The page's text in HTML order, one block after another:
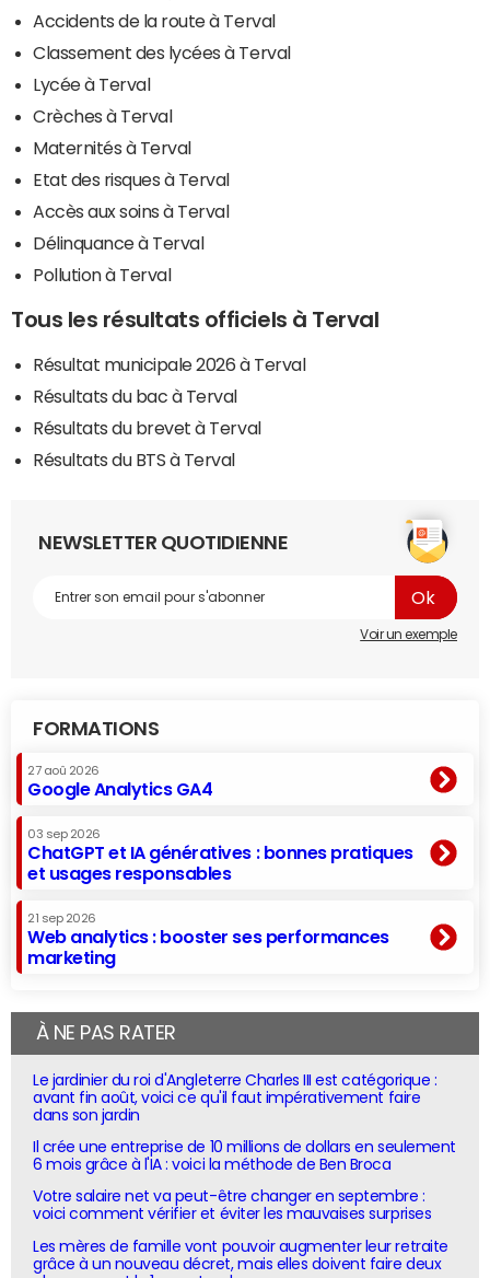
Accidents de la route à Terval
Classement des lycées à Terval
Lycée à Terval
Crèches à Terval
Maternités à Terval
Etat des risques à Terval
Accès aux soins à Terval
Délinquance à Terval
Pollution à Terval
Tous les résultats officiels à Terval
Résultat municipale 2026 à Terval
Résultats du bac à Terval
Résultats du brevet à Terval
Résultats du BTS à Terval
NEWSLETTER QUOTIDIENNE
Voir un exemple
FORMATIONS
27 aoû 2026
Google Analytics GA4
03 sep 2026
ChatGPT et IA génératives : bonnes pratiques
et usages responsables
21 sep 2026
Web analytics : booster ses performances
marketing
À NE PAS RATER
Le jardinier du roi d'Angleterre Charles III est catégorique :
avant fin août, voici ce qu'il faut impérativement faire
dans son jardin
Il crée une entreprise de 10 millions de dollars en seulement
6 mois grâce à l'IA : voici la méthode de Ben Broca
Votre salaire net va peut-être changer en septembre :
voici comment vérifier et éviter les mauvaises surprises
Les mères de famille vont pouvoir augmenter leur retraite
grâce à un nouveau décret, mais elles doivent faire deux